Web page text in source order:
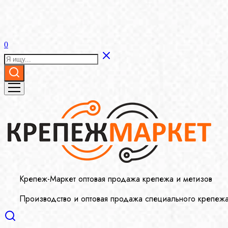
0
Крепеж-Маркет оптовая продажа крепежа и метизов
Производство и оптовая продажа специального